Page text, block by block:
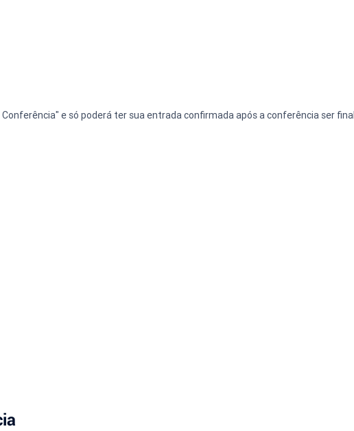
e só poderá ter sua entrada confirmada após a conferência ser